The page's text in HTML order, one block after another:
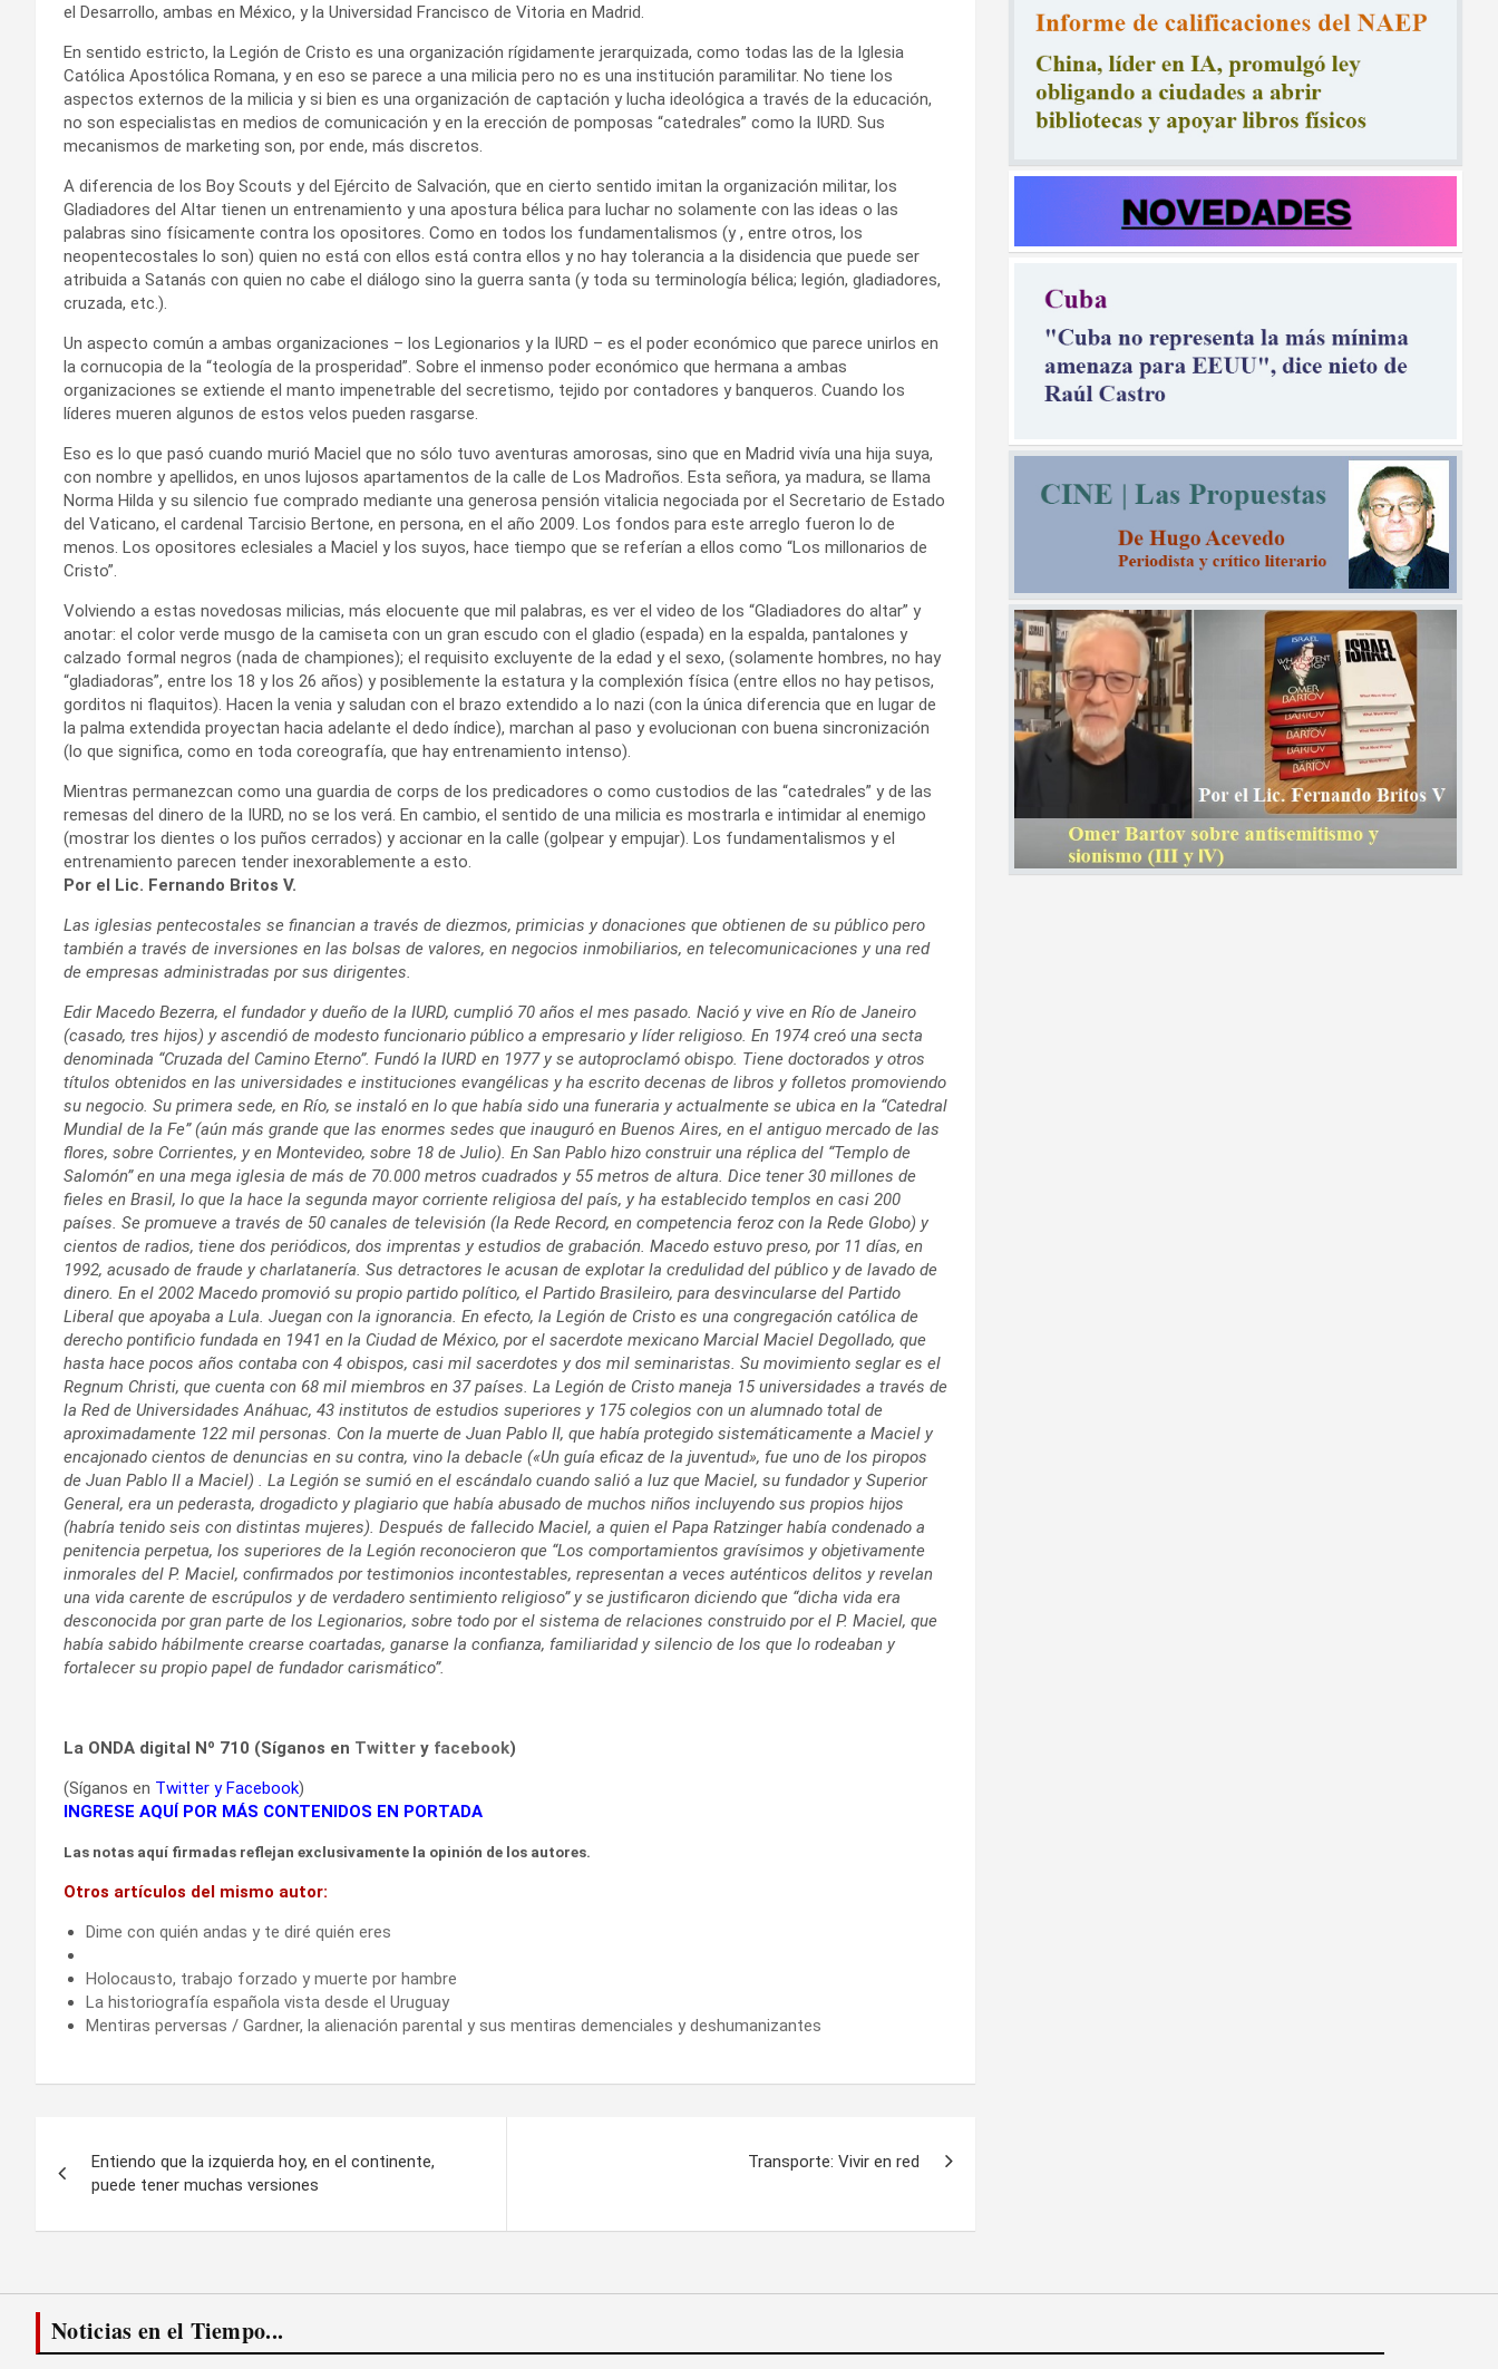
el Desarrollo, ambas en México, y la Universidad Francisco de Vitoria en Madrid.
En sentido estricto, la Legión de Cristo es una organización rígidamente jerarquizada, como todas las de la Iglesia
Católica Apostólica Romana, y en eso se parece a una milicia pero no es una institución paramilitar. No tiene los
aspectos externos de la milicia y si bien es una organización de captación y lucha ideológica a través de la educación,
no son especialistas en medios de comunicación y en la erección de pomposas “catedrales” como la IURD. Sus
mecanismos de marketing son, por ende, más discretos.
A diferencia de los Boy Scouts y del Ejército de Salvación, que en cierto sentido imitan la organización militar, los
Gladiadores del Altar tienen un entrenamiento y una apostura bélica para luchar no solamente con las ideas o las
palabras sino físicamente contra los opositores. Como en todos los fundamentalismos (y , entre otros, los
neopentecostales lo son) quien no está con ellos está contra ellos y no hay tolerancia a la disidencia que puede ser
atribuida a Satanás con quien no cabe el diálogo sino la guerra santa (y toda su terminología bélica; legión, gladiadores,
cruzada, etc.).
Un aspecto común a ambas organizaciones – los Legionarios y la IURD – es el poder económico que parece unirlos en
la cornucopia de la “teología de la prosperidad”. Sobre el inmenso poder económico que hermana a ambas
organizaciones se extiende el manto impenetrable del secretismo, tejido por contadores y banqueros. Cuando los
líderes mueren algunos de estos velos pueden rasgarse.
Eso es lo que pasó cuando murió Maciel que no sólo tuvo aventuras amorosas, sino que en Madrid vivía una hija suya,
con nombre y apellidos, en unos lujosos apartamentos de la calle de Los Madroños. Esta señora, ya madura, se llama
Norma Hilda y su silencio fue comprado mediante una generosa pensión vitalicia negociada por el Secretario de Estado
del Vaticano, el cardenal Tarcisio Bertone, en persona, en el año 2009. Los fondos para este arreglo fueron lo de
menos. Los opositores eclesiales a Maciel y los suyos, hace tiempo que se referían a ellos como “Los millonarios de
Cristo”.
Volviendo a estas novedosas milicias, más elocuente que mil palabras, es ver el video de los “Gladiadores do altar” y
anotar: el color verde musgo de la camiseta con un gran escudo con el gladio (espada) en la espalda, pantalones y
calzado formal negros (nada de championes); el requisito excluyente de la edad y el sexo, (solamente hombres, no hay
“gladiadoras”, entre los 18 y los 26 años) y posiblemente la estatura y la complexión física (entre ellos no hay petisos,
gorditos ni flaquitos). Hacen la venia y saludan con el brazo extendido a lo nazi (con la única diferencia que en lugar de
la palma extendida proyectan hacia adelante el dedo índice), marchan al paso y evolucionan con buena sincronización
(lo que significa, como en toda coreografía, que hay entrenamiento intenso).
Mientras permanezcan como una guardia de corps de los predicadores o como custodios de las “catedrales” y de las
remesas del dinero de la IURD, no se los verá. En cambio, el sentido de una milicia es mostrarla e intimidar al enemigo
(mostrar los dientes o los puños cerrados) y accionar en la calle (golpear y empujar). Los fundamentalismos y el
entrenamiento parecen tender inexorablemente a esto.
Por el Lic. Fernando Britos V.
Las iglesias pentecostales se financian a través de diezmos, primicias y donaciones que obtienen de su público pero
también a través de inversiones en las bolsas de valores, en negocios inmobiliarios, en telecomunicaciones y una red
de empresas administradas por sus dirigentes.
Edir Macedo Bezerra, el fundador y dueño de la IURD, cumplió 70 años el mes pasado. Nació y vive en Río de Janeiro
(casado, tres hijos) y ascendió de modesto funcionario público a empresario y líder religioso. En 1974 creó una secta
denominada “Cruzada del Camino Eterno”. Fundó la IURD en 1977 y se autoproclamó obispo. Tiene doctorados y otros
títulos obtenidos en las universidades e instituciones evangélicas y ha escrito decenas de libros y folletos promoviendo
su negocio. Su primera sede, en Río, se instaló en lo que había sido una funeraria y actualmente se ubica en la “Catedral
Mundial de la Fe” (aún más grande que las enormes sedes que inauguró en Buenos Aires, en el antiguo mercado de las
flores, sobre Corrientes, y en Montevideo, sobre 18 de Julio). En San Pablo hizo construir una réplica del “Templo de
Salomón” en una mega iglesia de más de 70.000 metros cuadrados y 55 metros de altura. Dice tener 30 millones de
fieles en Brasil, lo que la hace la segunda mayor corriente religiosa del país, y ha establecido templos en casi 200
países. Se promueve a través de 50 canales de televisión (la Rede Record, en competencia feroz con la Rede Globo) y
cientos de radios, tiene dos periódicos, dos imprentas y estudios de grabación. Macedo estuvo preso, por 11 días, en
1992, acusado de fraude y charlatanería. Sus detractores le acusan de explotar la credulidad del público y de lavado de
dinero. En el 2002 Macedo promovió su propio partido político, el Partido Brasileiro, para desvincularse del Partido
Liberal que apoyaba a Lula. Juegan con la ignorancia. En efecto, la Legión de Cristo es una congregación católica de
derecho pontificio fundada en 1941 en la Ciudad de México, por el sacerdote mexicano Marcial Maciel Degollado, que
hasta hace pocos años contaba con 4 obispos, casi mil sacerdotes y dos mil seminaristas. Su movimiento seglar es el
Regnum Christi, que cuenta con 68 mil miembros en 37 países. La Legión de Cristo maneja 15 universidades a través de
la Red de Universidades Anáhuac, 43 institutos de estudios superiores y 175 colegios con un alumnado total de
aproximadamente 122 mil personas. Con la muerte de Juan Pablo II, que había protegido sistemáticamente a Maciel y
encajonado cientos de denuncias en su contra, vino la debacle («Un guía eficaz de la juventud», fue uno de los piropos
de Juan Pablo II a Maciel) . La Legión se sumió en el escándalo cuando salió a luz que Maciel, su fundador y Superior
General, era un pederasta, drogadicto y plagiario que había abusado de muchos niños incluyendo sus propios hijos
(habría tenido seis con distintas mujeres). Después de fallecido Maciel, a quien el Papa Ratzinger había condenado a
penitencia perpetua, los superiores de la Legión reconocieron que “Los comportamientos gravísimos y objetivamente
inmorales del P. Maciel, confirmados por testimonios incontestables, representan a veces auténticos delitos y revelan
una vida carente de escrúpulos y de verdadero sentimiento religioso” y se justificaron diciendo que “dicha vida era
desconocida por gran parte de los Legionarios, sobre todo por el sistema de relaciones construido por el P. Maciel, que
había sabido hábilmente crearse coartadas, ganarse la confianza, familiaridad y silencio de los que lo rodeaban y
fortalecer su propio papel de fundador carismático”.
La ONDA digital Nº 710 (Síganos en Twitter y facebook)
(Síganos en Twitter yFacebook)
INGRESE AQUÍ POR MÁS CONTENIDOS EN PORTADA
Las notas aquí firmadas reflejan exclusivamente la opinión de los autores.
Otros artículos del mismo autor:
Dime con quién andas y te diré quién eres
Holocausto, trabajo forzado y muerte por hambre
La historiografía española vista desde el Uruguay
Mentiras perversas / Gardner, la alienación parental y sus mentiras demenciales y deshumanizantes
de
entradas
Entiendo que la izquierda hoy, en el continente,
puede tener muchas versiones
Transporte: Vivir en red
Noticias en el Tiempo...